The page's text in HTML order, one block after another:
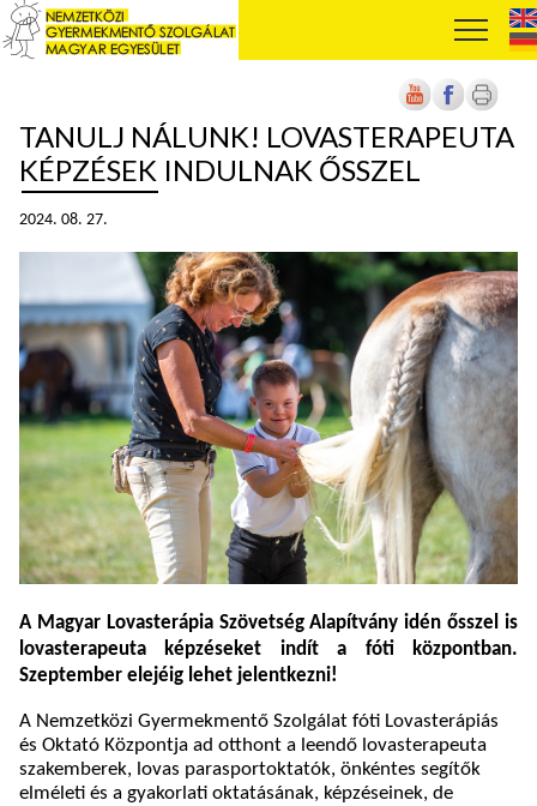
TANULJ NÁLUNK! LOVASTERAPEUTA
KÉPZÉSEK INDULNAK ŐSSZEL
2024. 08. 27.
A Magyar Lovasterápia Szövetség Alapítvány idén ősszel is
lovasterapeuta képzéseket indít a fóti központban.
Szeptember elejéig lehet jelentkezni!
A Nemzetközi Gyermekmentő Szolgálat fóti Lovasterápiás
és Oktató Központja ad otthont a leendő lovasterapeuta
szakemberek, lovas parasportoktatók, önkéntes segítők
elméleti és a gyakorlati oktatásának, képzéseinek, de